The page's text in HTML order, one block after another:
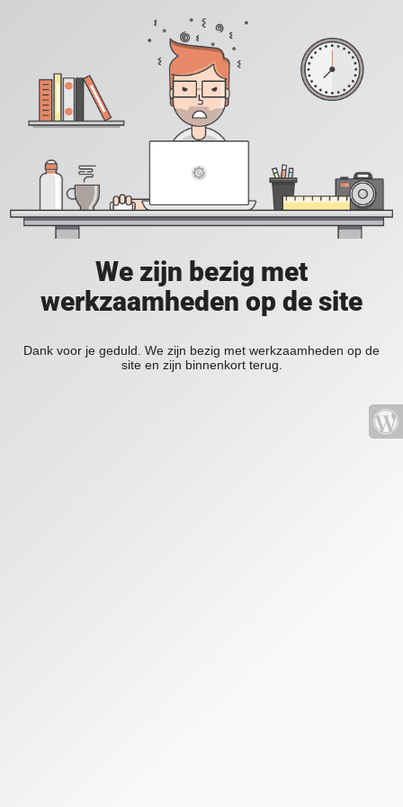
We zijn bezig met
werkzaamheden op de site
Dank voor je geduld. We zijn bezig met werkzaamheden op de
site en zijn binnenkort terug.